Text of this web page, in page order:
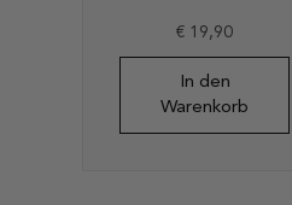
mit
basierend
auf
Kundenbewertungen
€ 19,90
In den
Warenkorb